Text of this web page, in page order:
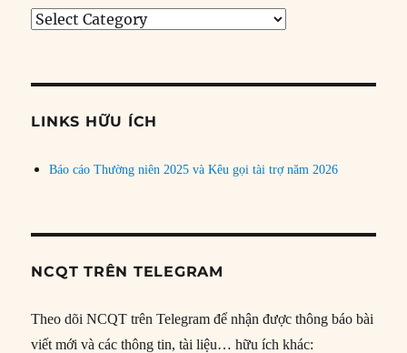
Tìm
đề
LINKS HỮU ÍCH
Báo cáo Thường niên 2025 và Kêu gọi tài trợ năm 2026
NCQT TRÊN TELEGRAM
Theo dõi NCQT trên Telegram để nhận được thông báo bài
viết mới và các thông tin, tài liệu… hữu ích khác: